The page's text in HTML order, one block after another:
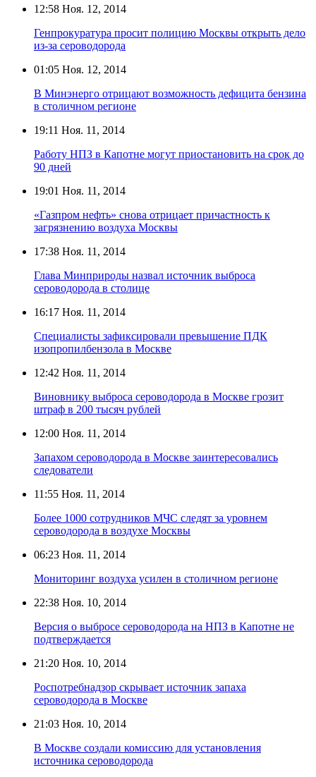
12:58 Ноя. 12, 2014
Генпрокуратура просит полицию Москвы открыть дело
из-за сероводорода
01:05 Ноя. 12, 2014
В Минэнерго отрицают возможность дефицита бензина
в столичном регионе
19:11 Ноя. 11, 2014
Работу НПЗ в Капотне могут приостановить на срок до
90 дней
19:01 Ноя. 11, 2014
«Газпром нефть» снова отрицает причастность к
загрязнению воздуха Москвы
17:38 Ноя. 11, 2014
Глава Минприроды назвал источник выброса
сероводорода в столице
16:17 Ноя. 11, 2014
Специалисты зафиксировали превышение ПДК
изопропилбензола в Москве
12:42 Ноя. 11, 2014
Виновнику выброса сероводорода в Москве грозит
штраф в 200 тысяч рублей
12:00 Ноя. 11, 2014
Запахом сероводорода в Москве заинтересовались
следователи
11:55 Ноя. 11, 2014
Более 1000 сотрудников МЧС следят за уровнем
сероводорода в воздухе Москвы
06:23 Ноя. 11, 2014
Мониторинг воздуха усилен в столичном регионе
22:38 Ноя. 10, 2014
Версия о выбросе сероводорода на НПЗ в Капотне не
подтверждается
21:20 Ноя. 10, 2014
Роспотребнадзор скрывает источник запаха
сероводорода в Москве
21:03 Ноя. 10, 2014
В Москве создали комиссию для установления
источника сероводорода